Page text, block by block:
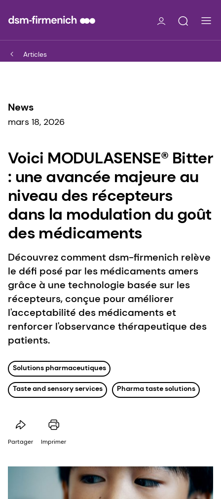
Articles
News
mars 18, 2026
Voici MODULASENSE® Bitter
: une avancée majeure au
niveau des récepteurs
dans la modulation du goût
des médicaments
Découvrez comment dsm-firmenich relève
le défi posé par les médicaments amers
grâce à une technologie basée sur les
récepteurs, conçue pour améliorer
l'acceptabilité des médicaments et
renforcer l'observance thérapeutique des
patients.
Solutions pharmaceutiques
Taste and sensory services Pharma taste solutions
Partager Imprimer